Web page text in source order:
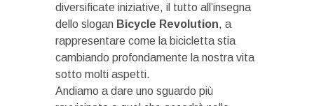
diversificate iniziative, il tutto all’insegna
dello slogan Bicycle Revolution, a
rappresentare come la bicicletta stia
cambiando profondamente la nostra vita
sotto molti aspetti.
Andiamo a dare uno sguardo più